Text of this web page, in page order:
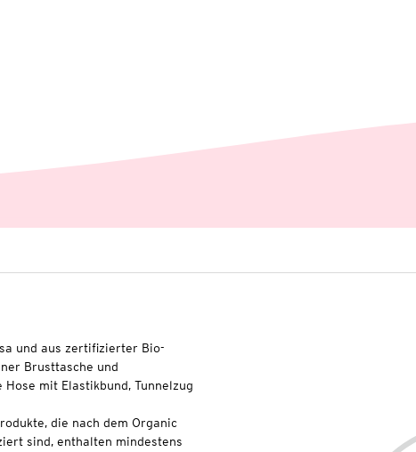
und aus zertifizierter Bio-
Brusttasche und
mit Elastikbund, Tunnelzug
die nach dem Organic
sind, enthalten mindestens